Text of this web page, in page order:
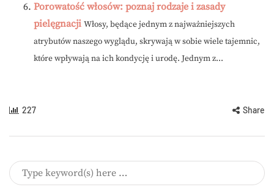
Porowatość włosów: poznaj rodzaje i zasady
pielęgnacji Włosy, będące jednym z najważniejszych
atrybutów naszego wyglądu, skrywają w sobie wiele tajemnic,
które wpływają na ich kondycję i urodę. Jednym z...
227 Share